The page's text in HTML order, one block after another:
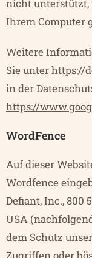
nicht
Ihrem Computer
Weitere
Sie unterhttps://
in der
https://
WordFence
Auf dieser
Wordfence
Defiant, Inc., 800
USA
dem Schutz